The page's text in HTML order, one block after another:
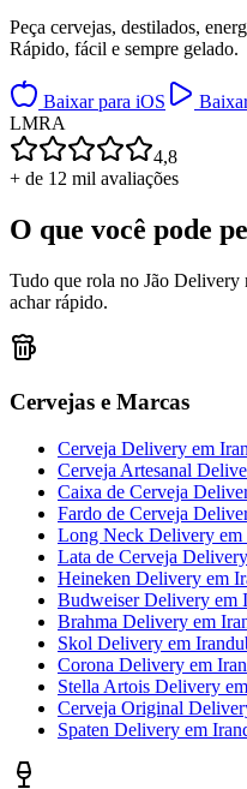
Peça cervejas, destilados,
Rápido, fácil e sempre gelado.
Baixar para iOS
LMRA
4,8
+ de 12 mil avaliações
O que você pode
Tudo que rola no Jão Delivery
achar rápido.
Cervejas e Marcas
Cerveja Delivery em
Cerveja Artesanal
Caixa de Cerveja
Fardo de Cerveja
Long Neck Delivery em
Lata de Cerveja Delivery
Heineken Delivery em
Budweiser Delivery em
Brahma Delivery em
Skol Delivery em
Corona Delivery em
Stella Artois Delivery em
Cerveja Original
Spaten Delivery em